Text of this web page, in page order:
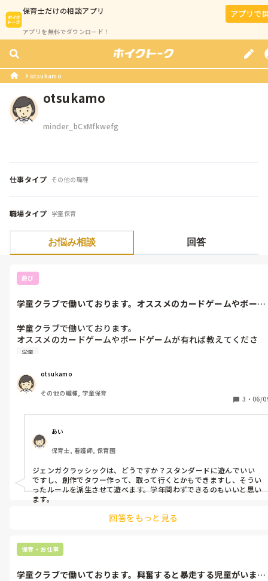
保育士だけの相談アプリ
アプリを無料でダウンロード！
アプリで
otsukamo
otsukamo
minder_bCxMfkwefg
仕事タイプ その他の職種
職場タイプ 学童保育
お悩み相談 回答
遊び
学童クラブで働いております。オススメのカードゲームやボード
学童クラブで働いております。
オススメのカードゲームやボードゲームが有れば教えてくださ
い！
学童
otsukamo
その他の職種, 学童保育
3 ・ 06/
あい
保育士, 看護師, 保育園
ジェンガクラッシックは、どうですか？スタンダードに遊んでいい
ですし、創作でタワー作って、取って行くとかもできますし、そうい
ったルールを派生させて遊べます。学年問わずできるのもいいと思い
ます。
回答をもっと見る
保育・お仕事
学童クラブで働いております。興奮すると暴走する児童がいま